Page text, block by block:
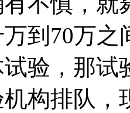
到70万
验，那试
构排队，